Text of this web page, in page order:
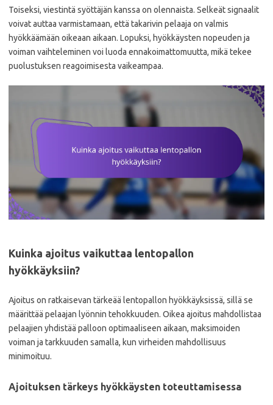
Toiseksi, viestintä syöttäjän kanssa on olennaista. Selkeät signaalit
voivat auttaa varmistamaan, että takarivin pelaaja on valmis
hyökkäämään oikeaan aikaan. Lopuksi, hyökkäysten nopeuden ja
voiman vaihteleminen voi luoda ennakoimattomuutta, mikä tekee
puolustuksen reagoimisesta vaikeampaa.
Kuinka ajoitus vaikuttaa lentopallon
hyökkäyksiin?
Ajoitus on ratkaisevan tärkeää lentopallon hyökkäyksissä, sillä se
määrittää pelaajan lyönnin tehokkuuden. Oikea ajoitus mahdollistaa
pelaajien yhdistää palloon optimaaliseen aikaan, maksimoiden
voiman ja tarkkuuden samalla, kun virheiden mahdollisuus
minimoituu.
Ajoituksen tärkeys hyökkäysten toteuttamisessa